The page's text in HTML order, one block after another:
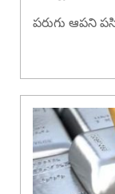
పరుగు ఆపని